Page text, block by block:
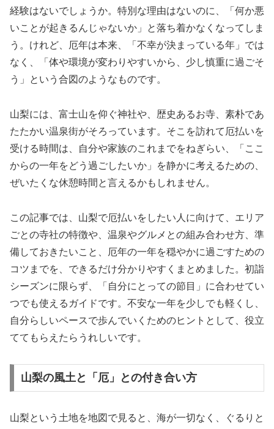
経験はないでしょうか。特別な理由はないのに、「何か悪
いことが起きるんじゃないか」と落ち着かなくなってしま
う。けれど、厄年は本来、「不幸が決まっている年」では
なく、「体や環境が変わりやすいから、少し慎重に過ごそ
う」という合図のようなものです。
山梨には、富士山を仰ぐ神社や、歴史あるお寺、素朴であ
たたかい温泉街がそろっています。そこを訪れて厄払いを
受ける時間は、自分や家族のこれまでをねぎらい、「ここ
からの一年をどう過ごしたいか」を静かに考えるための、
ぜいたくな休憩時間と言えるかもしれません。
この記事では、山梨で厄払いをしたい人に向けて、エリア
ごとの寺社の特徴や、温泉やグルメとの組み合わせ方、準
備しておきたいこと、厄年の一年を穏やかに過ごすための
コツまでを、できるだけ分かりやすくまとめました。初詣
シーズンに限らず、「自分にとっての節目」に合わせてい
つでも使えるガイドです。不安な一年を少しでも軽くし、
自分らしいペースで歩んでいくためのヒントとして、役立
ててもらえたらうれしいです。
山梨の風土と「厄」との付き合い方
山梨という土地を地図で見ると、海が一切なく、ぐるりと